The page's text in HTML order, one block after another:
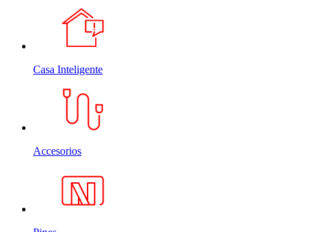
Casa Inteligente
Accesorios